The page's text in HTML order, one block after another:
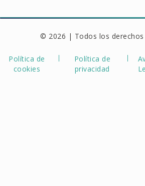
© 2026 | Todos los derechos
Política de
cookies
Política de
privacidad